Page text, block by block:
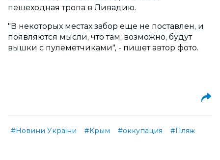
пешеходная тропа в Ливадию.
"В некоторых местах забор еще не поставлен, и
появляются мысли, что там, возможно, будут
вышки с пулеметчиками", - пишет автор фото.
#Новини України #Крым #оккупация #Пляж